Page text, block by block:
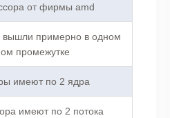
от фирмы amd
примерно в одном
промежутке
имеют по 2 ядра
имеют по 2 потока